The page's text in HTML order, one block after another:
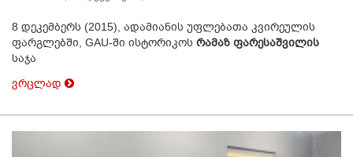
8 დეკემბერს (2015), ადამიანის უფლებათა კვირეულის
ფარგლებში, GAU-ში ისტორიკოს რამაზ ფარესაშვილის
საჯა
ვრცლად